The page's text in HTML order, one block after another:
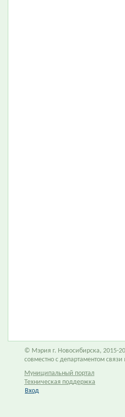
© Мэрия г. Новосибирска, 2015-
совместно с департаментом
Муниципальный портал
Техническая поддержка
Вход